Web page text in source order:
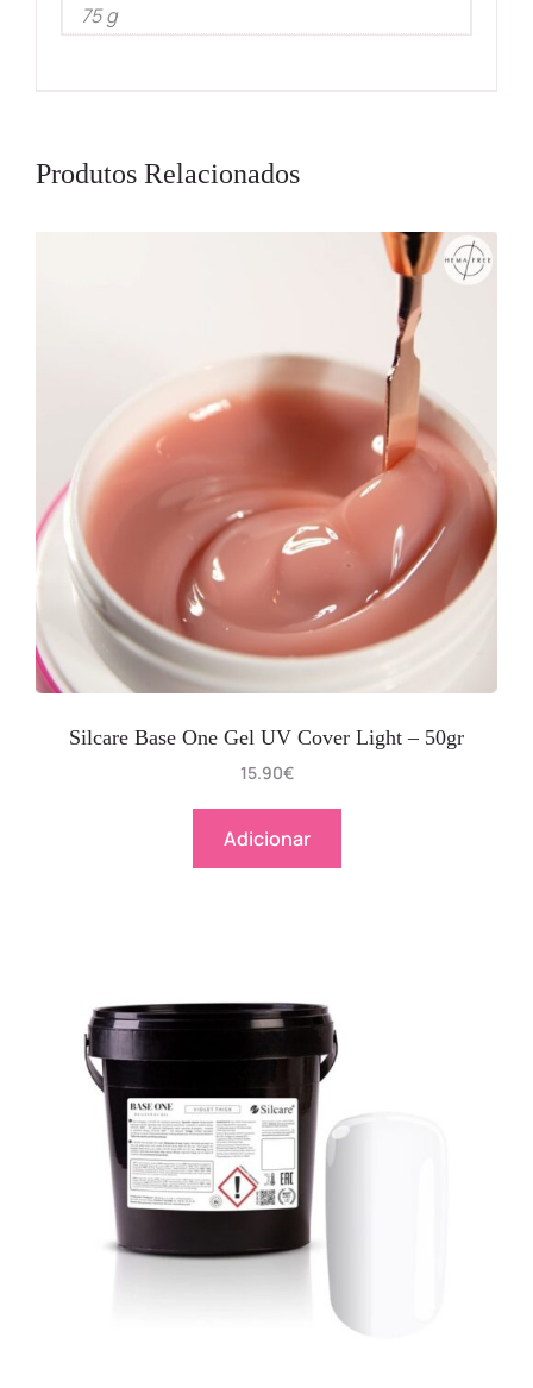
75 g
Produtos Relacionados
Silcare Base One Gel UV Cover Light – 50gr
15.90€
Adicionar